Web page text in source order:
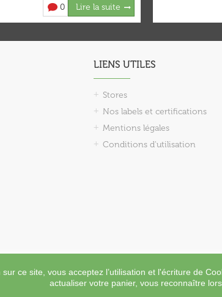
0 Lire la suite
LIENS UTILES
Stores
Nos labels et certifications
Mentions légales
Conditions d'utilisation
Copyright
ce site, vous acceptez l’utilisation et l'écriture de
actualiser votre panier, vous reconnaître